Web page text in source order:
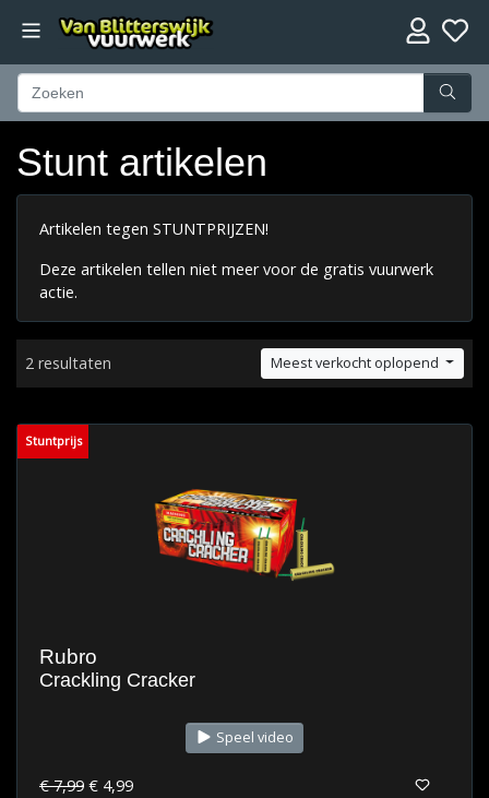
Stunt artikelen
Artikelen tegen STUNTPRIJZEN!
Deze artikelen tellen niet meer voor de gratis vuurwerk
actie.
2 resultaten Meest verkocht oplopend
Stuntprijs
Rubro
Crackling Cracker
Speel video
€ 7,99 € 4,99